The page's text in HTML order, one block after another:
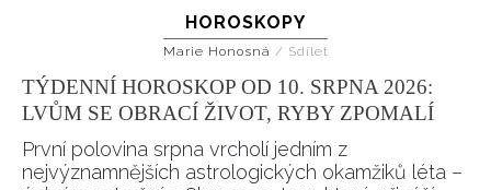
HOROSKOPY
Marie Honosná / Sdílet
TÝDENNÍ HOROSKOP OD 10. SRPNA 2026:
LVŮM SE OBRACÍ ŽIVOT, RYBY ZPOMALÍ
První polovina srpna vrcholí jedním z
nejvýznamnějších astrologických okamžiků léta –